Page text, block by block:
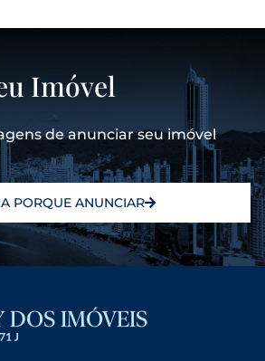
Imóvel
de anunciar seu imóvel
PORQUE ANUNCIAR